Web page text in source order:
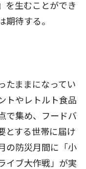
を生むことができ
期待する。
たままになってい
トやレトルト食品
で集め、フードバ
とする世帯に届け
の防災月間に「小
イブ大作戦」が実